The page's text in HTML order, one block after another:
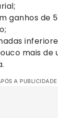
ganhos de
mais de
A PUBLICIDADE